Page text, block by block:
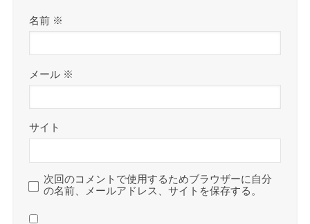
名前 ※
メール ※
サイト
次回のコメントで使用するためブラウザーに自分
の名前、メールアドレス、サイトを保存する。